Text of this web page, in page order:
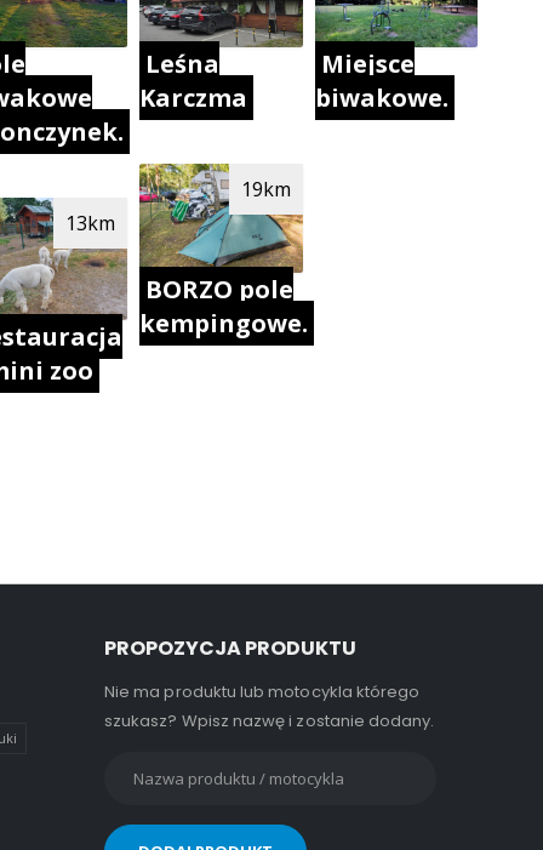
zoo
13km
Leśna
Karczma
BORZO pole
kempingowe.
19km
Miejsce
biwakowe.
PROPOZYCJA PRODUKTU
Nie ma produktu lub motocykla którego
szukasz? Wpisz nazwę i zostanie dodany.